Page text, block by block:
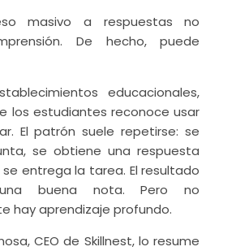
masivo a respuestas no
De hecho, puede
educacionales,
los estudiantes reconoce usar
El patrón suele repetirse: se
se obtiene una respuesta
entrega la tarea. El resultado
buena nota. Pero no
hay aprendizaje profundo.
CEO de Skillnest, lo resume